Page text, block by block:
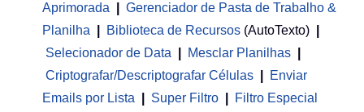
Aprimorada
Gerenciador de Pasta de Trabalho &
Planilha
Biblioteca de Recursos (AutoTexto)
Selecionador de Data
Mesclar Planilhas
Criptografar/Descriptografar Células
Enviar
Emails por Lista
Super Filtro
Filtro Especial